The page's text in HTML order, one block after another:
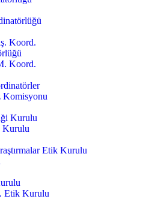
Koord.
Koord.
Komisyonu
Kurulu
Kurulu
Etik Kurulu
Etik Kurulu